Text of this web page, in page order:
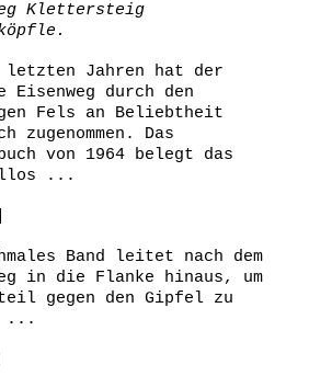
Klettersteig
letzten Jahren hat der
durch den
Fels an Beliebtheit
zugenommen. Das
von 1964 belegt das
...
Band leitet nach dem
in die Flanke hinaus, um
gegen den Gipfel zu
...